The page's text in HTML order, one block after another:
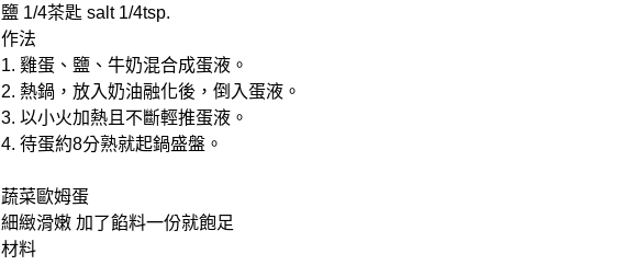
鹽 1/4茶匙 salt 1/4tsp.
作法
1. 雞蛋、鹽、牛奶混合成蛋液。
2. 熱鍋，放入奶油融化後，倒入蛋液。
3. 以小火加熱且不斷輕推蛋液。
4. 待蛋約8分熟就起鍋盛盤。
蔬菜歐姆蛋
細緻滑嫩 加了餡料一份就飽足
材料